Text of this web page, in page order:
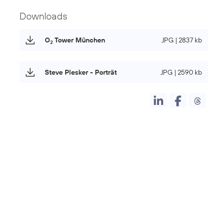
Downloads
O2 Tower München JPG | 2837 kb
Steve Plesker - Porträt JPG | 2590 kb